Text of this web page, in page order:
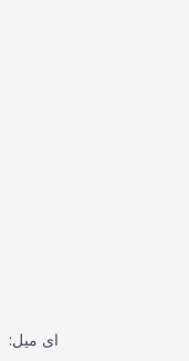
ای میل: